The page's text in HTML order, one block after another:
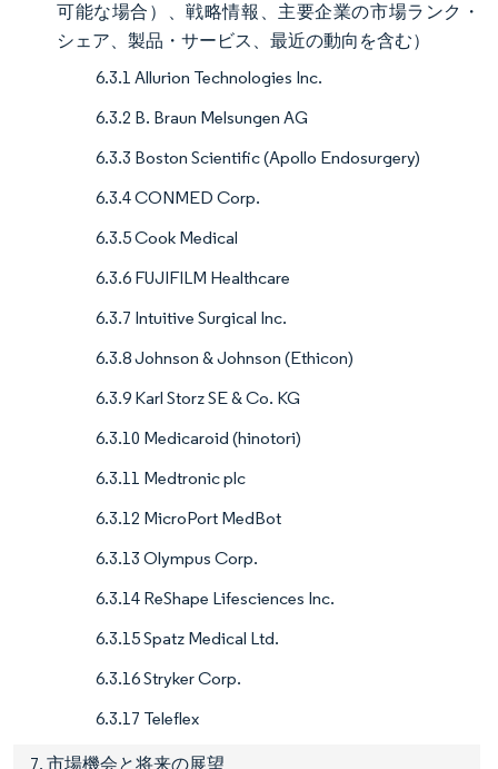
可能な場合）、戦略情報、主要企業の市場ランク・
シェア、製品・サービス、最近の動向を含む）
6.3.1 Allurion Technologies Inc.
6.3.2 B. Braun Melsungen AG
6.3.3 Boston Scientific (Apollo Endosurgery)
6.3.4 CONMED Corp.
6.3.5 Cook Medical
6.3.6 FUJIFILM Healthcare
6.3.7 Intuitive Surgical Inc.
6.3.8 Johnson & Johnson (Ethicon)
6.3.9 Karl Storz SE & Co. KG
6.3.10 Medicaroid (hinotori)
6.3.11 Medtronic plc
6.3.12 MicroPort MedBot
6.3.13 Olympus Corp.
6.3.14 ReShape Lifesciences Inc.
6.3.15 Spatz Medical Ltd.
6.3.16 Stryker Corp.
6.3.17 Teleflex
7. 市場機会と将来の展望